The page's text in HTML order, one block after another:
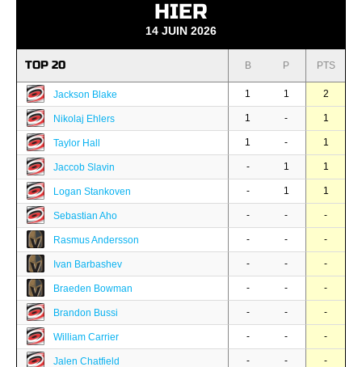
HIER
14 JUIN 2026
TOP 20 B P PTS
Jackson Blake 1 1 2
Nikolaj Ehlers 1 - 1
Taylor Hall 1 - 1
Jaccob Slavin - 1 1
Logan Stankoven - 1 1
Sebastian Aho - - -
Rasmus Andersson - - -
Ivan Barbashev - - -
Braeden Bowman - - -
Brandon Bussi - - -
William Carrier - - -
Jalen Chatfield - - -